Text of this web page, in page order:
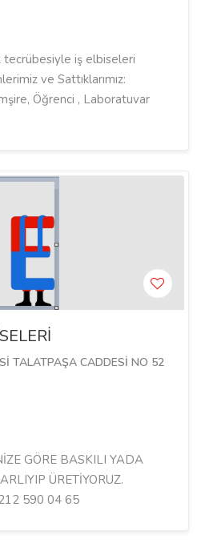
tecrübesiyle iş elbiseleri
ve Sattıklarımız:
Öğrenci , Laboratuvar
TALATPAŞA CADDESİ NO 52
GÖRE BASKILI YADA
ÜRETİYORUZ.
590 04 65